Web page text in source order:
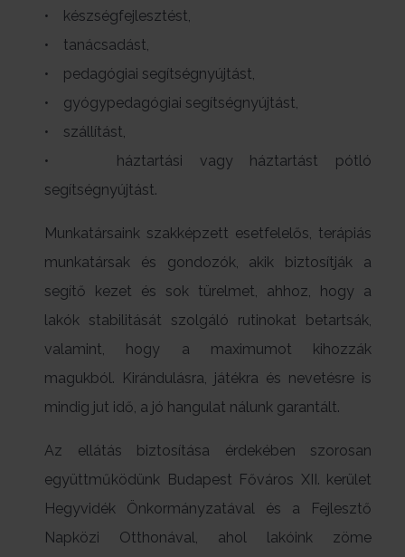
• készségfejlesztést,
• tanácsadást,
• pedagógiai segítségnyújtást,
• gyógypedagógiai segítségnyújtást,
• szállítást,
• háztartási vagy háztartást pótló
segítségnyújtást.
Munkatársaink szakképzett esetfelelős, terápiás
munkatársak és gondozók, akik biztosítják a
segítő kezet és sok türelmet, ahhoz, hogy a
lakók stabilitását szolgáló rutinokat betartsák,
valamint, hogy a maximumot kihozzák
magukból. Kirándulásra, játékra és nevetésre is
mindig jut idő, a jó hangulat nálunk garantált.
Az ellátás biztosítása érdekében szorosan
együttműködünk Budapest Főváros XII. kerület
Hegyvidék Önkormányzatával és a Fejlesztő
Napközi Otthonával, ahol lakóink zöme